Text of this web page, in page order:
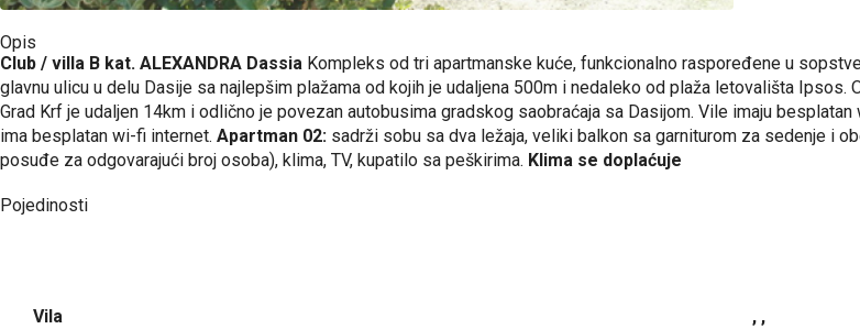
Opis
Club / villa B kat. ALEXANDRA Dassia Kompleks od tri apartmanske kuće, funkcionalno raspoređene u
glavnu ulicu u delu Dasije sa najlepšim plažama od kojih je udaljena 500m i nedaleko od plaža letovališta
Grad Krf je udaljen 14km i odlično je povezan autobusima gradskog saobraćaja sa Dasijom. Vile imaju besplatan
ima besplatan wi-fi internet. Apartman 02: sadrži sobu sa dva ležaja, veliki balkon sa garniturom za sedenje i
posuđe za odgovarajući broj osoba), klima, TV, kupatilo sa peškirima. Klima se doplaćuje
Pojedinosti
Vila
, ,